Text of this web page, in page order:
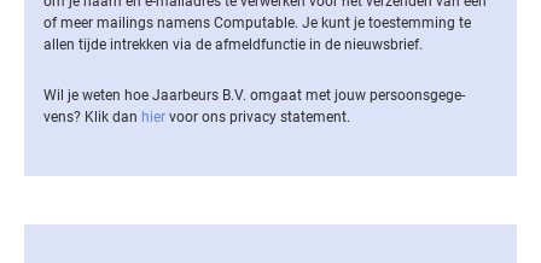
of meer mailings namens Computable. Je kunt je toestemming te
allen tijde intrekken via de af­meld­func­tie in de nieuwsbrief.
Wil je weten hoe Jaarbeurs B.V. omgaat met jouw per­soons­ge­ge­
vens? Klik dan hier voor ons privacy statement.